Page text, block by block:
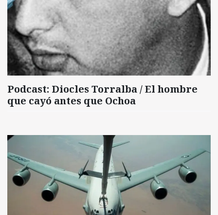
Podcast: Diocles Torralba / El hombre
que cayó antes que Ochoa